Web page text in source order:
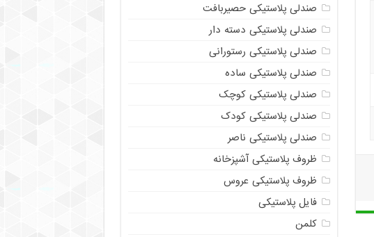
صندلی پلاستیکی حصیربافت
صندلی پلاستیکی دسته دار
صندلی پلاستیکی رستورانی
صندلی پلاستیکی ساده
صندلی پلاستیکی کوچک
صندلی پلاستیکی کودک
صندلی پلاستیکی ناصر
ظروف پلاستیکی آشپزخانه
ظروف پلاستیکی عروس
فایل پلاستیکی
کلمن